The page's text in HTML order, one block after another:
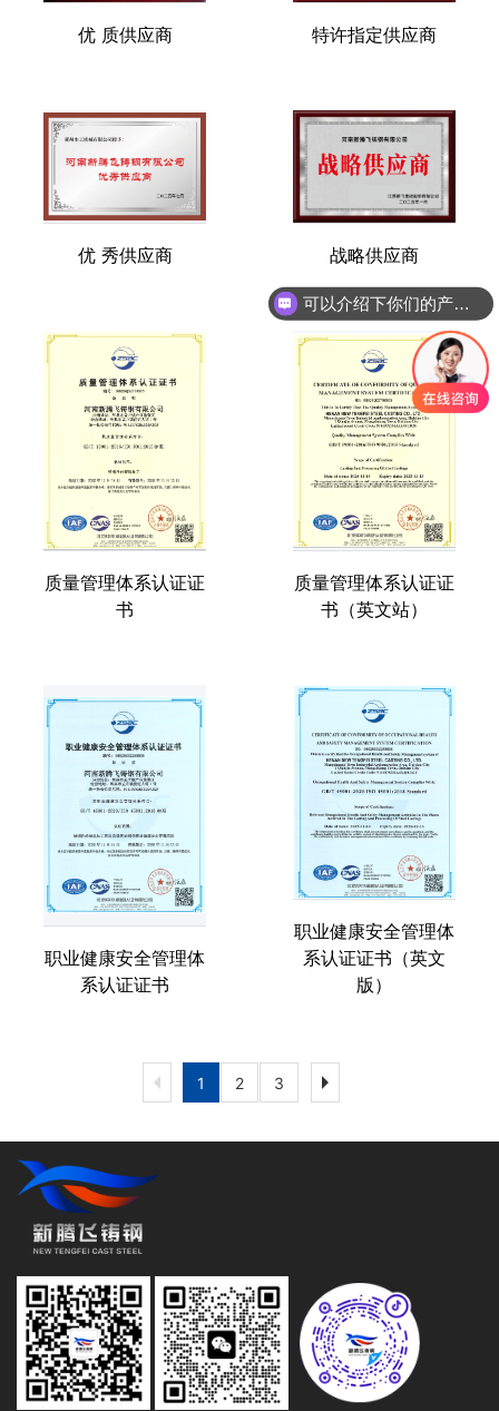
优 质供应商 特许指定供应商
优 秀供应商 战略供应商
质量管理体系认证证
书
质量管理体系认证证
书（英文站）
职业健康安全管理体
系认证证书
职业健康安全管理体
系认证证书（英文
版）
1 2 3
可以介绍下你们的产品么